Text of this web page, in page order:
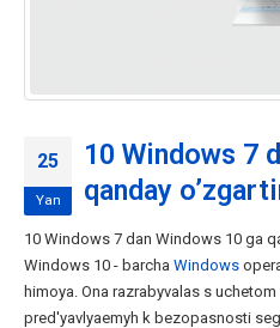
25
Yan
10 Windows 7
qanday
10 Windows 7 dan Windows 10 ga
Windows 10 - barcha Windows
himoya. Ona razrabyvalas s
pred'yavlyaemyh k bezopasnosti